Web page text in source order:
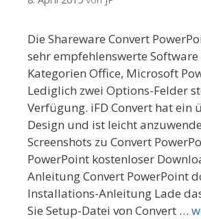
Die Shareware Convert
sehr empfehlenswerte Software
Kategorien Office, Microsoft
Lediglich zwei Options-Felder
Verfügung. iFD Convert hat ein
Design und ist leicht
Screenshots zu Convert
PowerPoint kostenloser
Anleitung Convert PowerPoint
Installations-Anleitung Lade
Sie Setup-Datei von Convert …